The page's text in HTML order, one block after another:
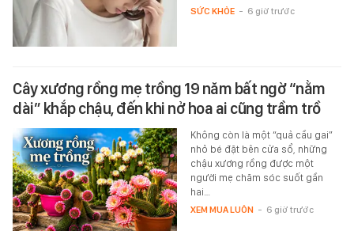
SỨC KHỎE - 6 giờ trước
Cây xương rồng mẹ trồng 19 năm bất ngờ “nằm
dài” khắp chậu, đến khi nở hoa ai cũng trầm trồ
Không còn là một “quả cầu gai”
nhỏ bé đặt bên cửa sổ, những
chậu xương rồng được một
người mẹ chăm sóc suốt gần
hai…
XEM MUA LUÔN - 6 giờ trước